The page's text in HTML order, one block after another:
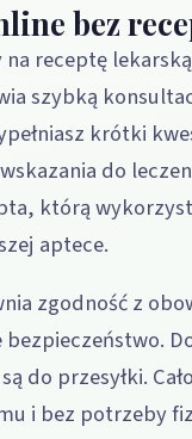
bez
receptę
szybką
krótki
do
którą
aptece.
zgodność z
do przesyłki.
i bez potrzeby